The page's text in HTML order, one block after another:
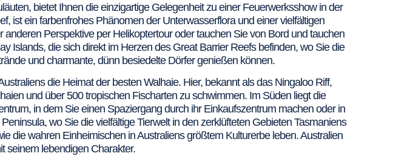
bietet Ihnen die einzigartige Gelegenheit zu einer Feuerwerksshow in der
ist ein farbenfrohes Phänomen der Unterwasserflora und einer vielfältigen
Perspektive per Helikoptertour oder tauchen Sie von Bord und tauchen
Islands, die sich direkt im Herzen des Great Barrier Reefs befinden, wo Sie die
und charmante, dünn besiedelte Dörfer genießen können.
die Heimat der besten Walhaie. Hier, bekannt als das Ningaloo Riff,
und über 500 tropischen Fischarten zu schwimmen. Im Süden liegt die
in dem Sie einen Spaziergang durch ihr Einkaufszentrum machen oder in
wo Sie die vielfältige Tierwelt in den zerklüfteten Gebieten Tasmaniens
die wahren Einheimischen in Australiens größtem Kulturerbe leben. Australien
seinem lebendigen Charakter.